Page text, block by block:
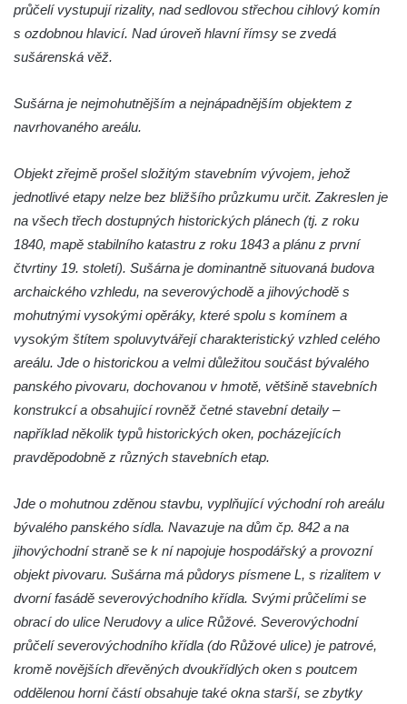
průčelí vystupují rizality, nad sedlovou střechou cihlový komín
s ozdobnou hlavicí. Nad úroveň hlavní římsy se zvedá
sušárenská věž.
Sušárna je nejmohutnějším a nejnápadnějším objektem z
navrhovaného areálu.
Objekt zřejmě prošel složitým stavebním vývojem, jehož
jednotlivé etapy nelze bez bližšího průzkumu určit. Zakreslen je
na všech třech dostupných historických plánech (tj. z roku
1840, mapě stabilního katastru z roku 1843 a plánu z první
čtvrtiny 19. století). Sušárna je dominantně situovaná budova
archaického vzhledu, na severovýchodě a jihovýchodě s
mohutnými vysokými opěráky, které spolu s komínem a
vysokým štítem spoluvytvářejí charakteristický vzhled celého
areálu. Jde o historickou a velmi důležitou součást bývalého
panského pivovaru, dochovanou v hmotě, většině stavebních
konstrukcí a obsahující rovněž četné stavební detaily –
například několik typů historických oken, pocházejících
pravděpodobně z různých stavebních etap.
Jde o mohutnou zděnou stavbu, vyplňující východní roh areálu
bývalého panského sídla. Navazuje na dům čp. 842 a na
jihovýchodní straně se k ní napojuje hospodářský a provozní
objekt pivovaru. Sušárna má půdorys písmene L, s rizalitem v
dvorní fasádě severovýchodního křídla. Svými průčelími se
obrací do ulice Nerudovy a ulice Růžové. Severovýchodní
průčelí severovýchodního křídla (do Růžové ulice) je patrové,
kromě novějších dřevěných dvoukřídlých oken s poutcem
oddělenou horní částí obsahuje také okna starší, se zbytky